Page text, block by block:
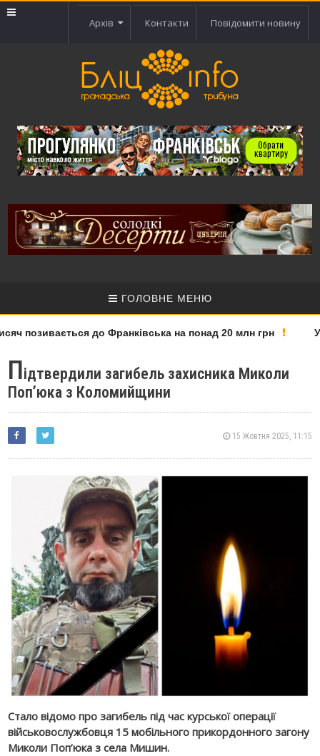
Архів Контакти Повідомити новину
ГОЛОВНЕ МЕНЮ
позивається до Франківська на понад 20 млн грн У
Підтвердили загибель захисника Миколи
Поп’юка з Коломийщини
15 Жовтня 2025, 11:15
Стало відомо про загибель під час курської операції
військовослужбовця 15 мобільного прикордонного загону
Миколи Поп’юка з села Мишин.